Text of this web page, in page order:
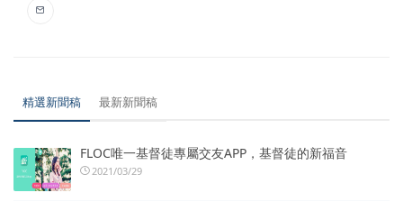
精選新聞稿 最新新聞稿
FLOC唯一基督徒專屬交友APP，基督徒的新福音
2021/03/29